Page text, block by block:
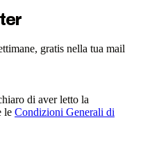
gratis nella tua mail
di aver letto la
le Condizioni Generali di